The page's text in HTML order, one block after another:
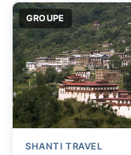
GROUPE
SHANTI TRAVEL